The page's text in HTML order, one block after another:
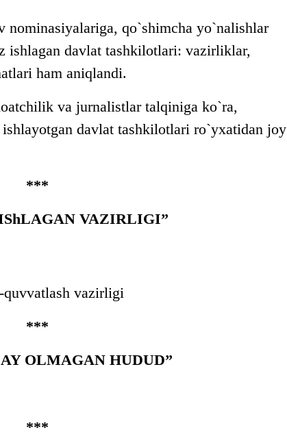
nominasiyalariga, qo`shimcha yo`nalishlar
ishlagan davlat tashkilotlari: vazirliklar,
ham aniqlandi.
va jurnalistlar talqiniga ko`ra,
davlat tashkilotlari ro`yxatidan joy
***
VAZIRLIGI”
vazirligi
***
OLMAGAN HUDUD”
***